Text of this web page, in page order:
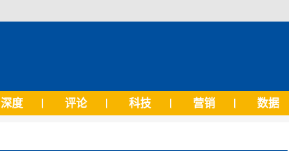
深度 评论 科技 营销 数据